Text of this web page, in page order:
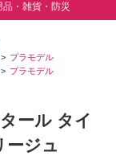
品・雑貨・防災
プラモデル
プラモデル
ール タイ
ージュ